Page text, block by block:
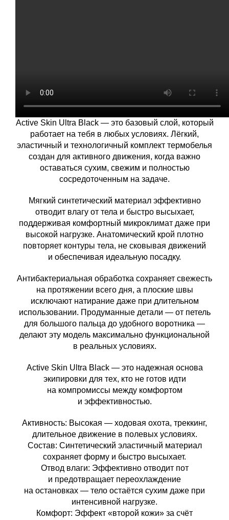
Active Skin Ultra Black — это базовый слой, который
работает на тебя в любых условиях. Лёгкий,
эластичный и технологичный комплект термобелья
создан для активного движения, когда важно
оставаться сухим, свежим и полностью
сосредоточенным на задаче.
Мягкий синтетический материал эффективно
отводит влагу от тела и быстро высыхает,
поддерживая комфортный микроклимат даже при
высокой нагрузке. Анатомический крой плотно
повторяет контуры тела, не сковывая движений
и обеспечивая идеальную посадку.
Антибактериальная обработка сохраняет свежесть
на протяжении всего дня, а плоские швы
исключают натирание даже при длительном
использовании. Продуманные детали — от петель
для большого пальца до удобного воротника —
делают эту модель максимально функциональной
в реальных условиях.
Active Skin Ultra Black — это надежная основа
экипировки для тех, кто не готов идти
на компромиссы между комфортом
и эффективностью.
Активность: Высокая — ходовая охота, треккинг,
длительное движение в полевых условиях.
Состав: Синтетический эластичный материал
сохраняет форму и быстро высыхает.
Отвод влаги: Эффективно отводит пот
и предотвращает переохлаждение
на остановках — тело остаётся сухим даже при
интенсивной нагрузке.
Комфорт: Эффект «второй кожи» за счёт